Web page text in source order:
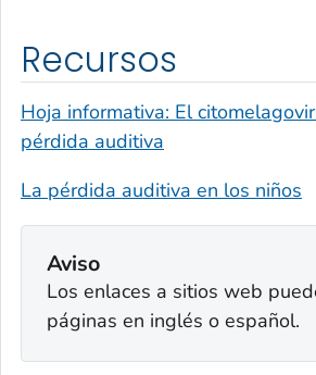
Recursos
Hoja informativa: El
pérdida auditiva
La pérdida auditiva en los niños
Aviso
Los enlaces a sitios web
páginas en inglés o español.